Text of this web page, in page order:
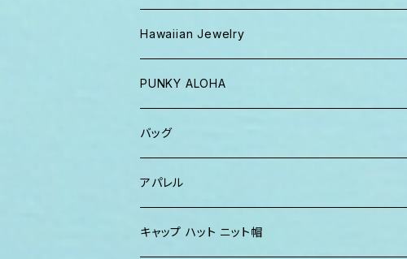
Tシャツ、ロンT
半袖シャツ
ショーツ、短パン
パーカー、スウェット
バッグ
iPhoneケース
その他
タオル
おくるみ
おくるみ&スタイ ギフト
マスク
ガウン&帽子セット
Hawaiian Jewelry
PUNKY ALOHA
トートバッグ・ポーチ
ハンカチタオル
ワンピース
バッグ
ポーチ
巾着バッグ
アパレル
キッズ
キャップ ハット ニット帽